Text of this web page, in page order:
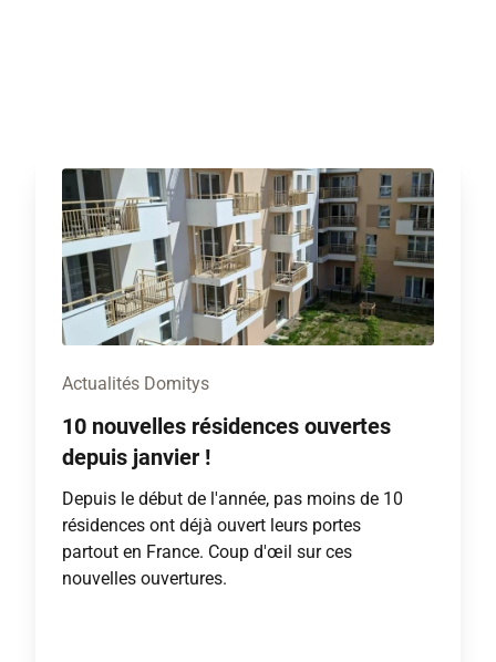
Actualités Domitys
10 nouvelles résidences ouvertes
depuis janvier !
Depuis le début de l'année, pas moins de 10
résidences ont déjà ouvert leurs portes
partout en France. Coup d'œil sur ces
nouvelles ouvertures.